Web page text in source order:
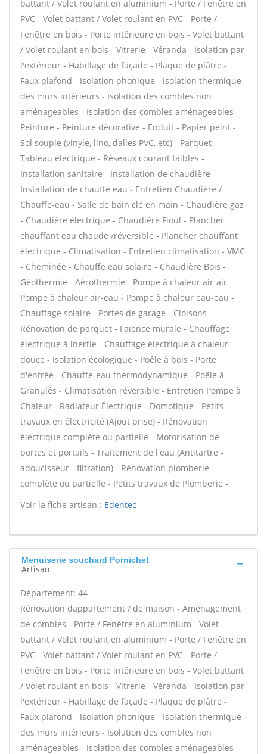
battant / Volet roulant en aluminium - Porte / Fenêtre en
PVC - Volet battant / Volet roulant en PVC - Porte /
Fenêtre en bois - Porte intérieure en bois - Volet battant
/ Volet roulant en bois - Vitrerie - Véranda - Isolation par
l'extérieur - Habillage de façade - Plaque de plâtre -
Faux plafond - Isolation phonique - Isolation thermique
des murs intérieurs - Isolation des combles non
aménageables - Isolation des combles aménageables -
Peinture - Peinture décorative - Enduit - Papier peint -
Sol souple (vinyle, lino, dalles PVC, etc) - Parquet -
Tableau électrique - Réseaux courant faibles -
Installation sanitaire - Installation de chaudière -
Installation de chauffe eau - Entretien Chaudière /
Chauffe-eau - Salle de bain clé en main - Chaudière gaz
- Chaudière électrique - Chaudière Fioul - Plancher
chauffant eau chaude /réversible - Plancher chauffant
électrique - Climatisation - Entretien climatisation - VMC
- Cheminée - Chauffe eau solaire - Chaudière Bois -
Géothermie - Aérothermie - Pompe à chaleur air-air -
Pompe à chaleur air-eau - Pompe à chaleur eau-eau -
Chauffage solaire - Portes de garage - Cloisons -
Rénovation de parquet - Faïence murale - Chauffage
électrique à inertie - Chauffage électrique à chaleur
douce - Isolation écologique - Poêle à bois - Porte
d'entrée - Chauffe-eau thermodynamique - Poêle à
Granulés - Climatisation réversible - Entretien Pompe à
Chaleur - Radiateur Électrique - Domotique - Petits
travaux en électricité (Ajout prise) - Rénovation
électrique complète ou partielle - Motorisation de
portes et portails - Traitement de l'eau (Antitartre -
adoucisseur - filtration) - Rénovation plomberie
complète ou partielle - Petits travaux de Plomberie -
Voir la fiche artisan : Edentec
Menuiserie souchard Pornichet
Artisan
Département: 44
Rénovation dappartement / de maison - Aménagement
de combles - Porte / Fenêtre en aluminium - Volet
battant / Volet roulant en aluminium - Porte / Fenêtre en
PVC - Volet battant / Volet roulant en PVC - Porte /
Fenêtre en bois - Porte intérieure en bois - Volet battant
/ Volet roulant en bois - Vitrerie - Véranda - Isolation par
l'extérieur - Habillage de façade - Plaque de plâtre -
Faux plafond - Isolation phonique - Isolation thermique
des murs intérieurs - Isolation des combles non
aménageables - Isolation des combles aménageables -